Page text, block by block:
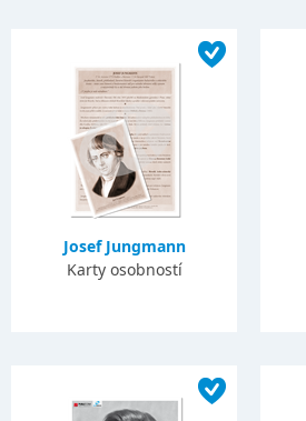
Josef Jungmann
Karty osobností